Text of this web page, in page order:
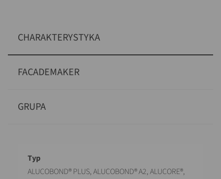
CHARAKTERYSTYKA
FACADEMAKER
GRUPA
Opis
ALUCOBOND® PLUS, ALUCOBOND® A2, ALUCORE®,